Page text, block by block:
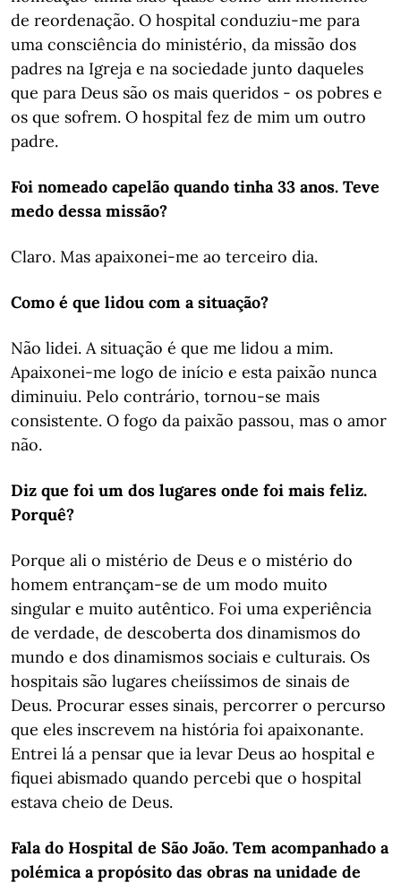
de reordenação. O hospital conduziu-me para
uma consciência do ministério, da missão dos
padres na Igreja e na sociedade junto daqueles
que para Deus são os mais queridos - os pobres e
os que sofrem. O hospital fez de mim um outro
padre.
Foi nomeado capelão quando tinha 33 anos. Teve
medo dessa missão?
Claro. Mas apaixonei-me ao terceiro dia.
Como é que lidou com a situação?
Não lidei. A situação é que me lidou a mim.
Apaixonei-me logo de início e esta paixão nunca
diminuiu. Pelo contrário, tornou-se mais
consistente. O fogo da paixão passou, mas o amor
não.
Diz que foi um dos lugares onde foi mais feliz.
Porquê?
Porque ali o mistério de Deus e o mistério do
homem entrançam-se de um modo muito
singular e muito autêntico. Foi uma experiência
de verdade, de descoberta dos dinamismos do
mundo e dos dinamismos sociais e culturais. Os
hospitais são lugares cheiíssimos de sinais de
Deus. Procurar esses sinais, percorrer o percurso
que eles inscrevem na história foi apaixonante.
Entrei lá a pensar que ia levar Deus ao hospital e
fiquei abismado quando percebi que o hospital
estava cheio de Deus.
Fala do Hospital de São João. Tem acompanhado a
polémica a propósito das obras na unidade de